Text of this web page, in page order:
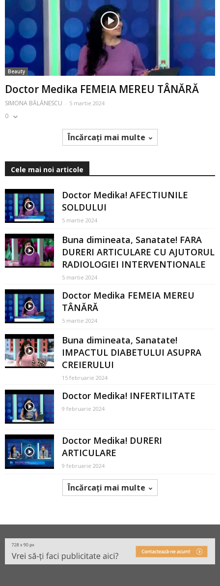
Beauty
Doctor Medika FEMEIA MEREU TÂNĂRĂ
SIMONA BĂLĂNESCU - 5 martie 2024
0
Încărcați mai multe
Cele mai noi articole
Doctor Medika! AFECTIUNILE
SOLDULUI
5 martie 2024
Buna dimineata, Sanatate! FARA
DURERI ARTICULARE CU AJUTORUL
RADIOLOGIEI INTERVENTIONALE
5 martie 2024
Doctor Medika FEMEIA MEREU
TÂNĂRĂ
5 martie 2024
Buna dimineata, Sanatate!
IMPACTUL DIABETULUI ASUPRA
CREIERULUI
15 februarie 2024
Doctor Medika! INFERTILITATE
9 februarie 2024
Doctor Medika! DURERI
ARTICULARE
9 februarie 2024
Încărcați mai multe